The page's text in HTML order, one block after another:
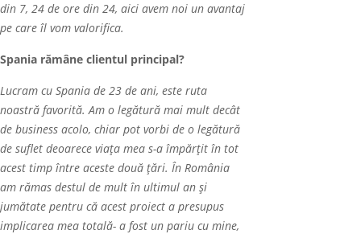
din 7, 24 de ore din 24, aici avem noi un avantaj
pe care îl vom valorifica.
Spania rămâne clientul principal?
Lucram cu Spania de 23 de ani, este ruta
noastră favorită. Am o legătură mai mult decât
de business acolo, chiar pot vorbi de o legătură
de suflet deoarece viața mea s-a împărțit în tot
acest timp între aceste două țări. În România
am rămas destul de mult în ultimul an și
jumătate pentru că acest proiect a presupus
implicarea mea totală- a fost un pariu cu mine,